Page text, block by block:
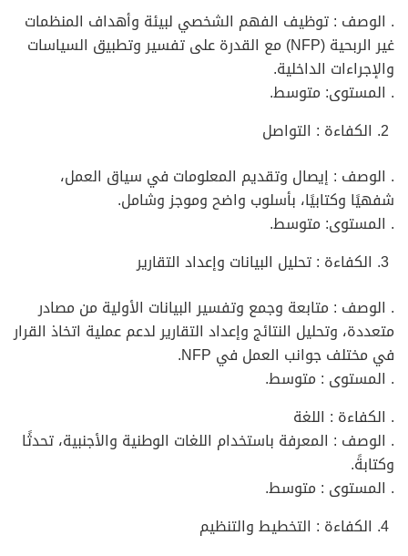
. الوصف : توظيف الفهم الشخصي لبيئة وأهداف المنظمات
غير الربحية (NFP) مع القدرة على تفسير وتطبيق السياسات
والإجراءات الداخلية.
. المستوى: متوسط.
الكفاءة : التواصل
. الوصف : إيصال وتقديم المعلومات في سياق العمل،
شفهيًا وكتابيًا، بأسلوب واضح وموجز وشامل.
. المستوى: متوسط.
الكفاءة : تحليل البيانات وإعداد التقارير
. الوصف : متابعة وجمع وتفسير البيانات الأولية من مصادر
متعددة، وتحليل النتائج وإعداد التقارير لدعم عملية اتخاذ القرار
في مختلف جوانب العمل في NFP.
. المستوى : متوسط.
. الكفاءة : اللغة
. الوصف : المعرفة باستخدام اللغات الوطنية والأجنبية، تحدثًا
وكتابةً.
. المستوى : متوسط.
الكفاءة : التخطيط والتنظيم